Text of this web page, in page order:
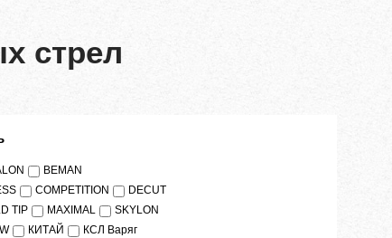
стрел
BEMAN
COMPETITION
DECUT
TIP MAXIMAL
SKYLON
КИТАЙ КСЛ Варяг